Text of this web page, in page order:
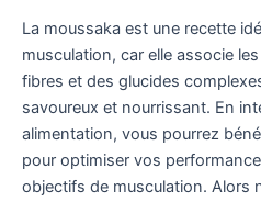
La moussaka est une recette
musculation, car elle associe
fibres et des glucides
savoureux et nourrissant. En
alimentation, vous pourrez
pour optimiser vos
objectifs de musculation. Alors